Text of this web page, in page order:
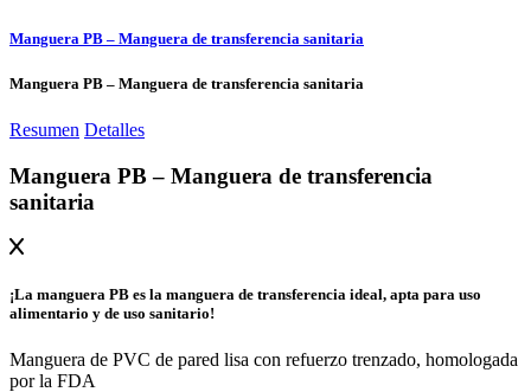
Manguera PB – Manguera de transferencia sanitaria
Manguera PB – Manguera de transferencia sanitaria
Resumen Detalles
Manguera PB – Manguera de transferencia
sanitaria
¡La manguera PB es la manguera de transferencia ideal, apta para uso
alimentario y de uso sanitario!
Manguera de PVC de pared lisa con refuerzo trenzado, homologada
por la FDA